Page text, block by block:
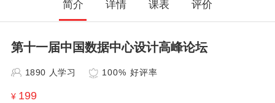
简介 详情 课表 评价
第十一届中国数据中心设计高峰论坛
1890 人学习 100% 好评率
¥ 199